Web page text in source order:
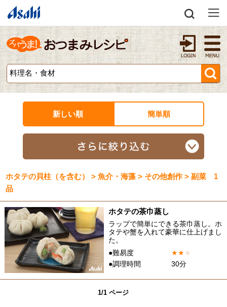
新しい順 簡単順
ホタテの貝柱（を含む） > 魚介・海藻 > その他創作 > 副菜 1
品
ホタテの茶巾蒸し
ラップで簡単にできる茶巾蒸し。ホ
タテや蟹を入れて豪華に仕上げまし
た。
●難易度
★★★
●調理時間
30分
1/1 ページ